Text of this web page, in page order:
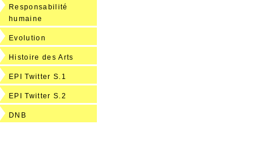
Responsabilité
humaine
Evolution
Histoire des Arts
EPI Twitter S.1
EPI Twitter S.2
DNB